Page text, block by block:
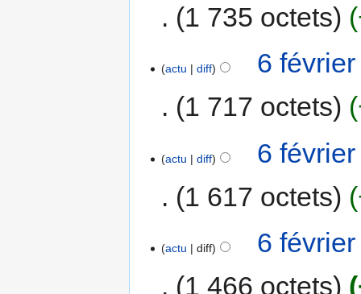
1 735 octets
actu diff
6
1 717 octets
actu diff
6
1 617 octets
actu diff
6
1 466 octets